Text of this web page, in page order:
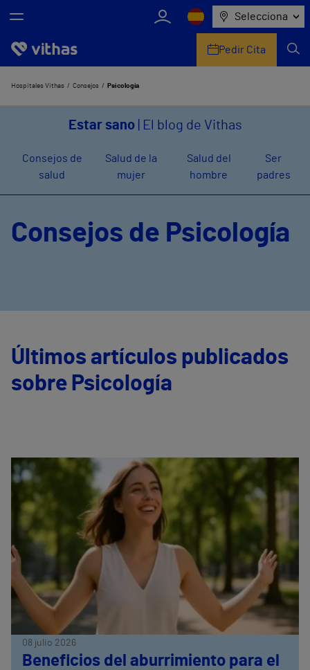
Selecciona
Nosotros
Pedir Cita
Hospitales Vithas Consejos Psicología
Estar sano| El blog de Vithas
Consejos de
salud
Salud de la
mujer
Salud del
hombre
Ser
padres
Consejos de Psicología
Últimos artículos publicados
sobre Psicología
08 julio 2026
Beneficios del aburrimiento para el